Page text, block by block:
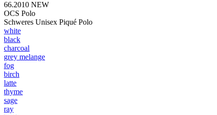
66.2010 NEW
OCS Polo
Schweres Unisex Piqué Polo
white
black
charcoal
grey melange
fog
birch
latte
thyme
sage
ray